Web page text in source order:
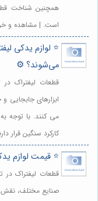
همچنین شناخت
است. | مشاهده و
⭐️ لوازم یدکی
می‌شوند؟ ⚙️
قطعات لیفتراک
ابزارهای جابجایی
می کنند. با توجه
کارکرد سنگین قرار
⭐️ قیمت لوازم
قطعات لیفتراک در
صنایع مختلف، نقش